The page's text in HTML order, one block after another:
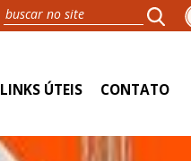
LINKS ÚTEIS CONTATO